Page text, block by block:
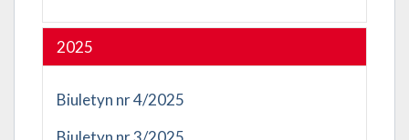
2025
Biuletyn nr 4/2025